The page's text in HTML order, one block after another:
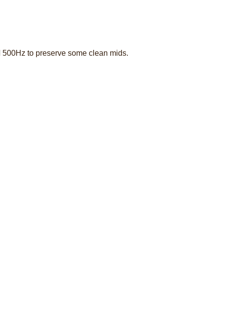
to preserve some clean mids.